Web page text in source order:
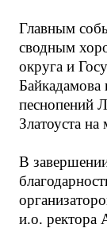
Главным
сводным
округа и
песнопений
Златоуста
В
и.о. ректора